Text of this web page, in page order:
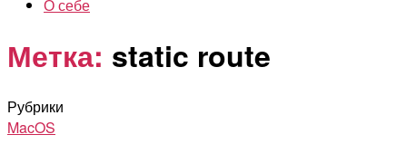
О себе
Метка: static route
Рубрики
MacOS